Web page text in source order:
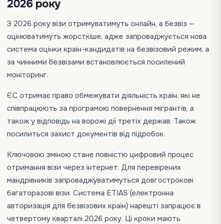
2026 року
З 2026 року візи отримуватимуть онлайн, а безвіз —
оцінюватимуть жорсткіше, адже запроваджується нова
система оцінки країн-кандидатів на безвізовий режим, а
за чинними безвізами встановлюється посилений
моніторинг.
ЄС отримає право обмежувати діяльність країн, які не
співпрацюють за програмою повернення мігрантів, а
також у відповідь на ворожі дії третіх держав. Також
посилиться захист документів від підробок.
Ключовою зміною стане повністю цифровий процес
отримання візи через інтернет. Для перевірених
мандрівників запроваджуватимуться довгострокові
багаторазові візи. Система ETIAS (електронна
авторизація для безвізових країн) нарешті запрацює в
четвертому кварталі 2026 року. Ці кроки мають